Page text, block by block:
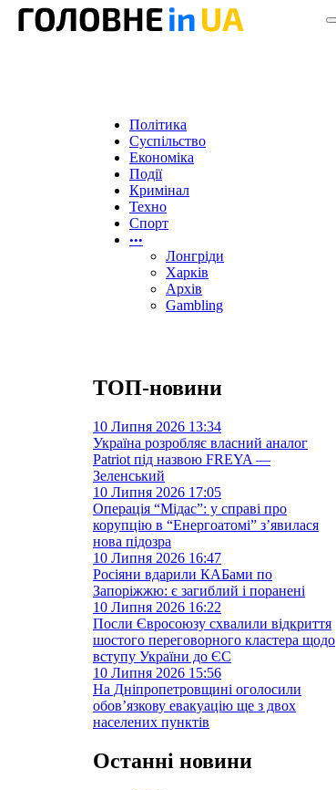
Політика
Суспільство
Економіка
Події
Кримінал
Техно
Спорт
•••
Лонгріди
Харків
Архів
Gambling
ТОП-новини
10 Липня 2026 13:34
Україна розробляє власний аналог
Patriot під назвою FREYA —
Зеленський
10 Липня 2026 17:05
Операція “Мідас”: у справі про
корупцію в “Енергоатомі” з’явилася
нова підозра
10 Липня 2026 16:47
Росіяни вдарили КАБами по
Запоріжжю: є загиблий і поранені
10 Липня 2026 16:22
Посли Євросоюзу схвалили відкриття
шостого переговорного кластера щодо
вступу України до ЄС
10 Липня 2026 15:56
На Дніпропетровщині оголосили
обов’язкову евакуацію ще з двох
населених пунктів
Останні новини